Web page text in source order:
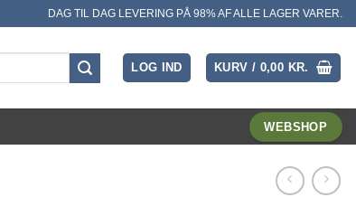
DAG TIL DAG LEVERING PÅ 98% AF ALLE LAGER VARER.
LOG IND KURV / 0,00 KR.
WEBSHOP